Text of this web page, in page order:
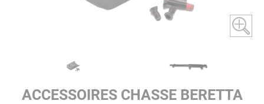
ACCESSOIRES CHASSE BERETTA